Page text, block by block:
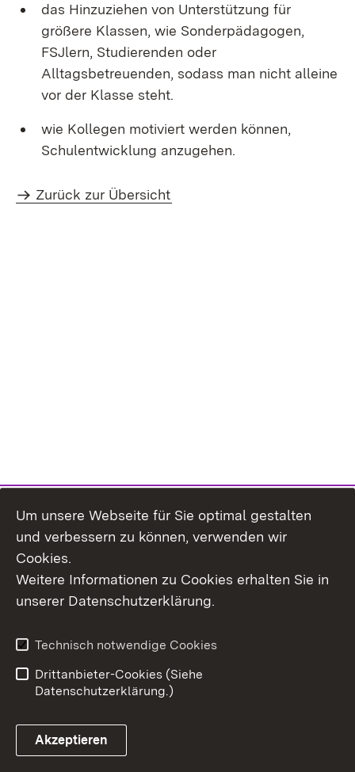
das Hinzuziehen von Unterstützung für
größere Klassen, wie Sonderpädagogen,
FSJlern, Studierenden oder
Alltagsbetreuenden, sodass man nicht alleine
vor der Klasse steht.
wie Kollegen motiviert werden können,
Schulentwicklung anzugehen.
Zurück zur Übersicht
Erklärung zur
Benutzungshinweise
Um unsere Webseite für Sie optimal gestalten
und verbessern zu können, verwenden wir
Cookies.
Weitere Informationen zu Cookies erhalten Sie in
unserer Datenschutzerklärung.
Technisch notwendige Cookies
Drittanbieter-Cookies (Siehe
Datenschutzerklärung.)
Akzeptieren